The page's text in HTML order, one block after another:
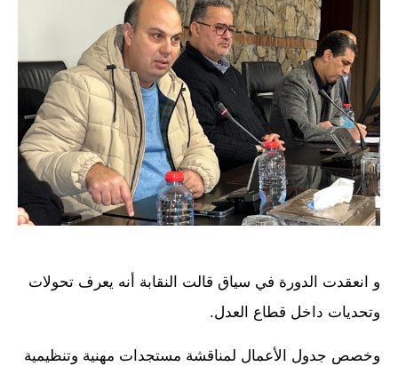
و انعقدت الدورة في سياق قالت النقابة أنه يعرف تحولات
وتحديات داخل قطاع العدل.
وخصص جدول الأعمال لمناقشة مستجدات مهنية وتنظيمية